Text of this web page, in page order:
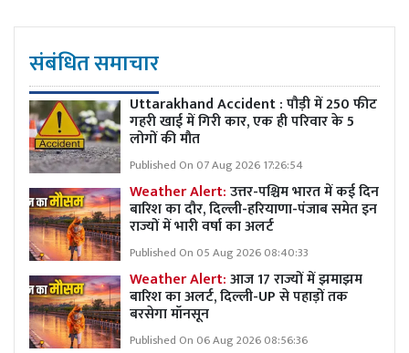
संबंधित समाचार
Uttarakhand Accident : पौड़ी में 250 फीट
गहरी खाई में गिरी कार, एक ही परिवार के 5
लोगों की मौत
Published On 07 Aug 2026 17:26:54
Weather Alert:उत्तर-पश्चिम भारत में कई दिन
बारिश का दौर, दिल्ली-हरियाणा-पंजाब समेत इन
राज्यों में भारी वर्षा का अलर्ट
Published On 05 Aug 2026 08:40:33
Weather Alert:आज 17 राज्यों में झमाझम
बारिश का अलर्ट, दिल्ली-UP से पहाड़ों तक
बरसेगा मॉनसून
Published On 06 Aug 2026 08:56:36